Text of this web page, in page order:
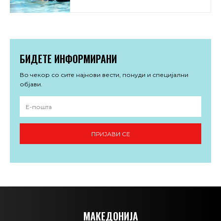
БИДЕТЕ ИНФОРМИРАНИ
Во чекор со сите најнови вести, понуди и специјални
објави.
ПРИЈАВИ СЕ
МАКЕДОНИЈА